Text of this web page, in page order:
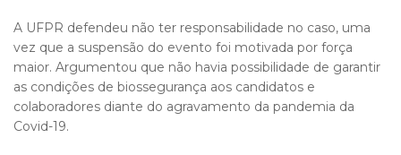
A UFPR defendeu não ter responsabilidade no caso, uma
vez que a suspensão do evento foi motivada por força
maior. Argumentou que não havia possibilidade de garantir
as condições de biossegurança aos candidatos e
colaboradores diante do agravamento da pandemia da
Covid-19.